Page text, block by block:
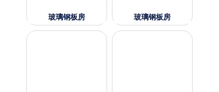
玻璃钢板房 玻璃钢板房